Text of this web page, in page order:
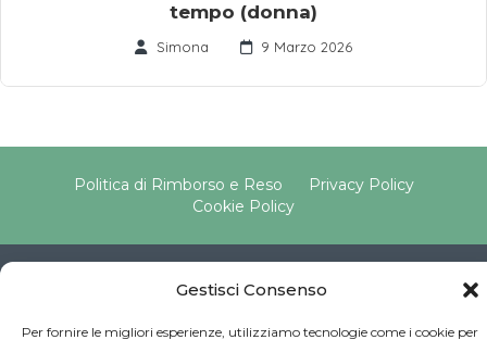
Gestisci Consenso
Per fornire le migliori esperienze, utilizziamo tecnologie come i cookie per
tempo (donna)
Simona 9 Marzo 2026
Politica di Rimborso e Reso
Privacy Policy
Cookie Policy
Copyright © 2025 Pavimento Pelvico Italia beAPPI srl |
P.IVA: 16569171008 | Email PEC: